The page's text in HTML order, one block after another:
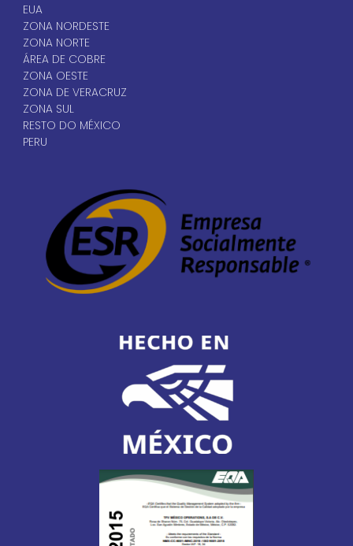
EUA
ZONA NORDESTE
ZONA NORTE
ÁREA DE COBRE
ZONA OESTE
ZONA DE VERACRUZ
ZONA SUL
RESTO DO MÉXICO
PERU